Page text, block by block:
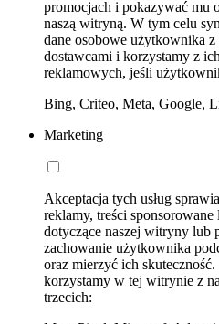
promocjach i pokazywać mu
naszą witryną. W tym celu
dane osobowe użytkownika
dostawcami i korzystamy z
reklamowych, jeśli
Bing, Criteo, Meta, Google,
Marketing
Akceptacja tych usług
reklamy, treści
dotyczące naszej witryny lub
zachowanie użytkownika
oraz mierzyć ich
korzystamy w tej witrynie z
trzecich: